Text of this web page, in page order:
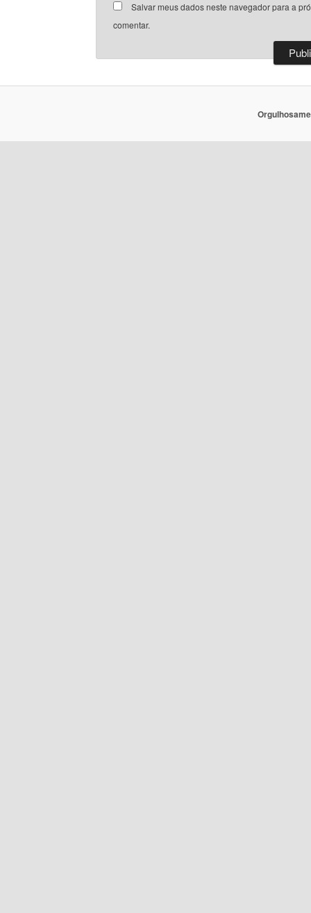
Salvar meus dados neste navegador para a
comentar.